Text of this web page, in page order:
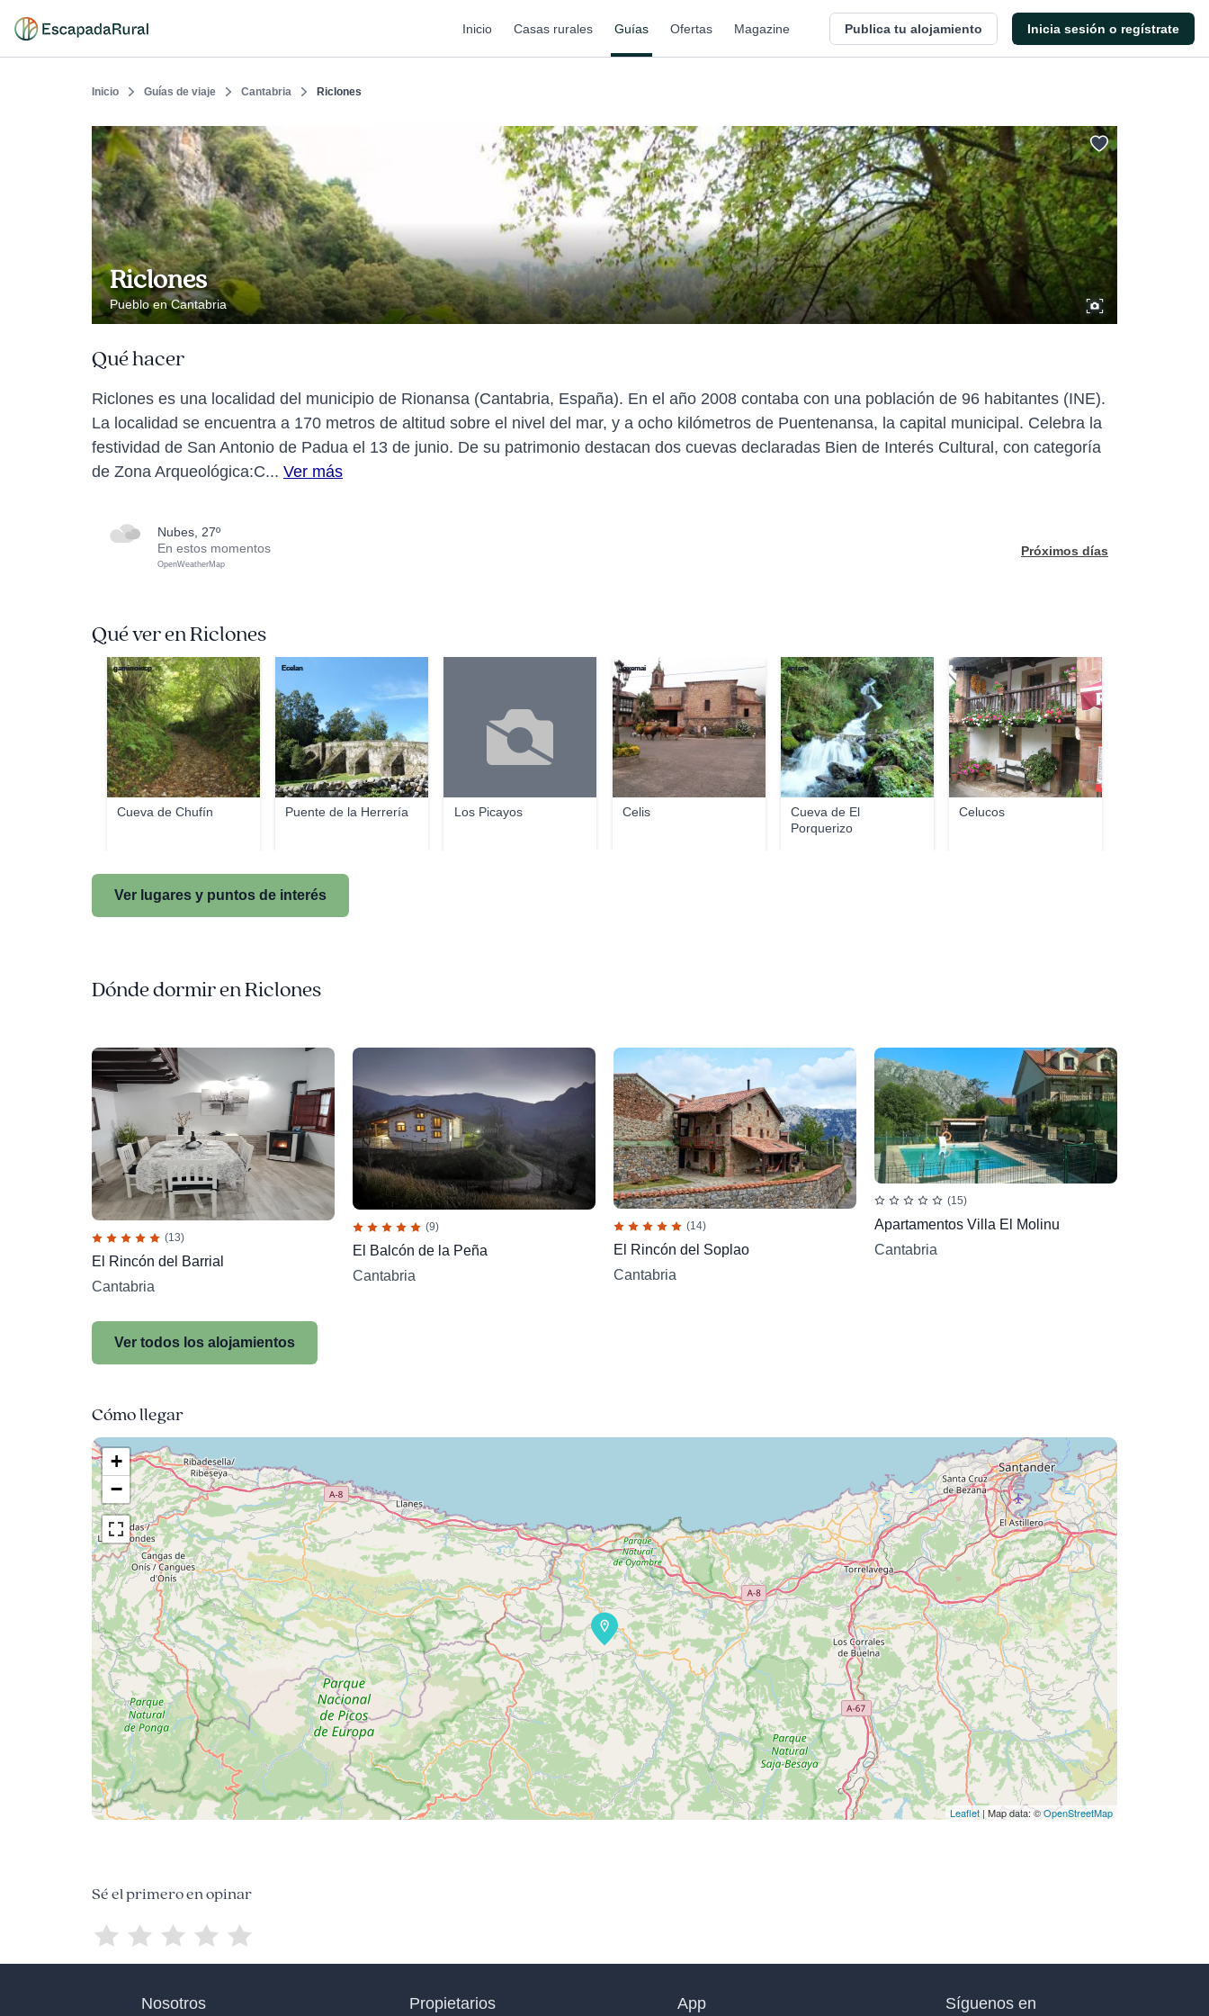
Inicio Casas rurales Guías Ofertas Magazine Publica tu alojamiento Inicia sesión o regístrate
Inicio Guías de viaje Cantabria Riclones
Riclones
Pueblo en Cantabria
Qué hacer
Riclones es una localidad del municipio de Rionansa (Cantabria, España). En el año 2008 contaba con una población de 96 habitantes (INE).
La localidad se encuentra a 170 metros de altitud sobre el nivel del mar, y a ocho kilómetros de Puentenansa, la capital municipal. Celebra la
festividad de San Antonio de Padua el 13 de junio. De su patrimonio destacan dos cuevas declaradas Bien de Interés Cultural, con categoría
de Zona Arqueológica:C... Ver más
nubes, 27º
En estos momentos
OpenWeatherMap
Próximos días
Qué ver en Riclones
Cueva de Chufín
gaminoiccp
Puente de la Herrería
Ecelan
Los Picayos Celis
Joxemai
Cueva de El
Porquerizo
antero
Celucos
antero
Ver lugares y puntos de interés
Dónde dormir en Riclones
(13)
El Rincón del Barrial
Cantabria
(9)
El Balcón de la Peña
Cantabria
(14)
El Rincón del Soplao
Cantabria
(15)
Apartamentos Villa El Molinu
Cantabria
Ver todos los alojamientos
Cómo llegar
+
−
Leaflet | Map data: ©OpenStreetMap
Sé el primero en opinar
Nosotros Propietarios App Síguenos en